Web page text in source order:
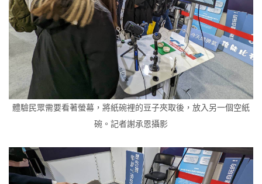
體驗民眾需要看著螢幕，將紙碗裡的豆子夾取後，放入另一個空紙
碗。記者謝承恩攝影